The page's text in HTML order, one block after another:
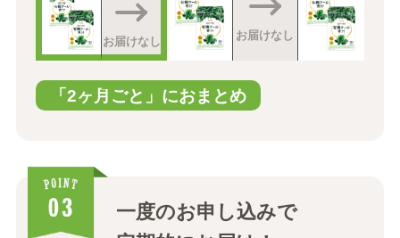
お届けなし お届けなし
「2ヶ月ごと」におまとめ
一度のお申し込みで